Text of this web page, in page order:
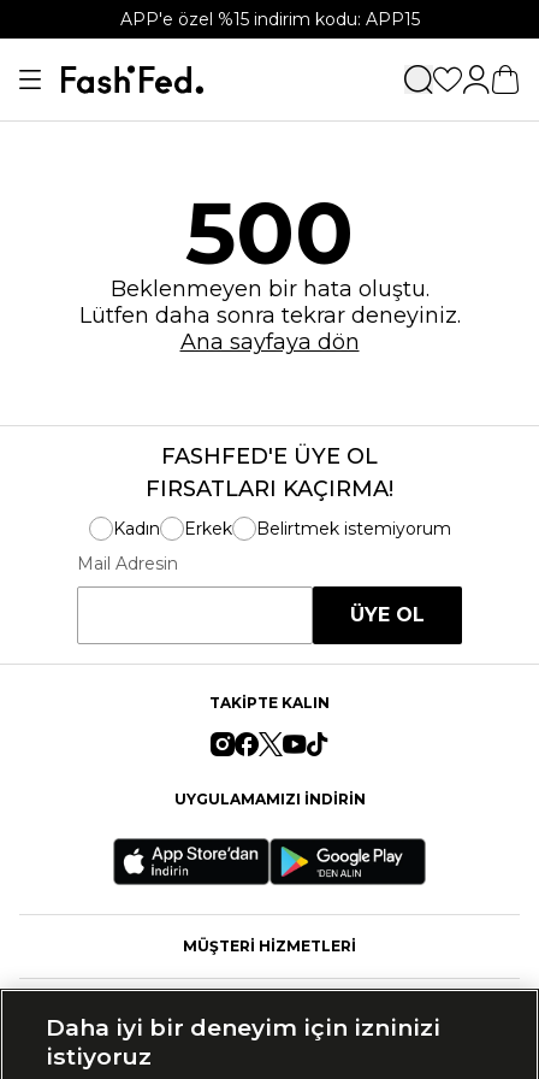
APP'e özel %15 indirim kodu: APP15
500
Beklenmeyen bir hata oluştu.
Lütfen daha sonra tekrar deneyiniz.
Ana sayfaya dön
FASHFED'E ÜYE OL
FIRSATLARI KAÇIRMA!
Kadın Erkek
Belirtmek istemiyorum
Mail Adresin
ÜYE OL
TAKİPTE KALIN
UYGULAMAMIZI İNDİRİN
MÜŞTERİ HİZMETLERİ
Daha iyi bir deneyim için izninizi
istiyoruz